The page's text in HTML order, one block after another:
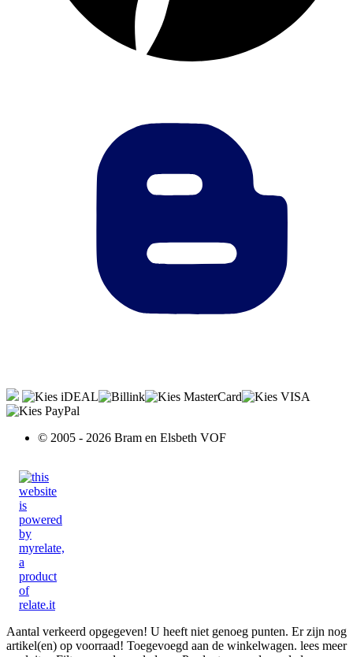
© 2005 - 2026 Bram en Elsbeth VOF
Aantal verkeerd opgegeven! U heeft niet genoeg punten. Er zijn nog
artikel(en) op voorraad! Toegevoegd aan de winkelwagen. lees meer